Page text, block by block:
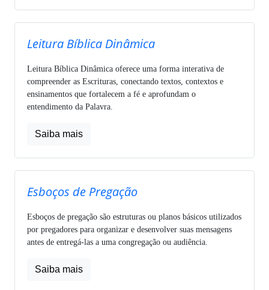
Leitura Bíblica Dinâmica
Leitura Bíblica Dinâmica oferece uma forma interativa de
compreender as Escrituras, conectando textos, contextos e
ensinamentos que fortalecem a fé e aprofundam o
entendimento da Palavra.
Saiba mais
Esboços de Pregação
Esboços de pregação são estruturas ou planos básicos utilizados
por pregadores para organizar e desenvolver suas mensagens
antes de entregá-las a uma congregação ou audiência.
Saiba mais